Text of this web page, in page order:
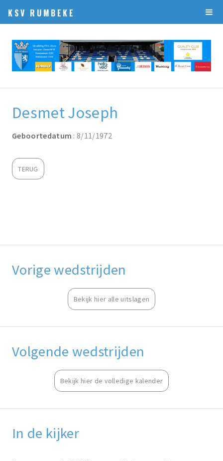
KSV RUMBEKE
Desmet Joseph
Geboortedatum : 8/11/1972
TERUG
Vorige wedstrijden
Bekijk hier alle uitslagen
Volgende wedstrijden
Bekijk hier de volledige kalender
In de kijker